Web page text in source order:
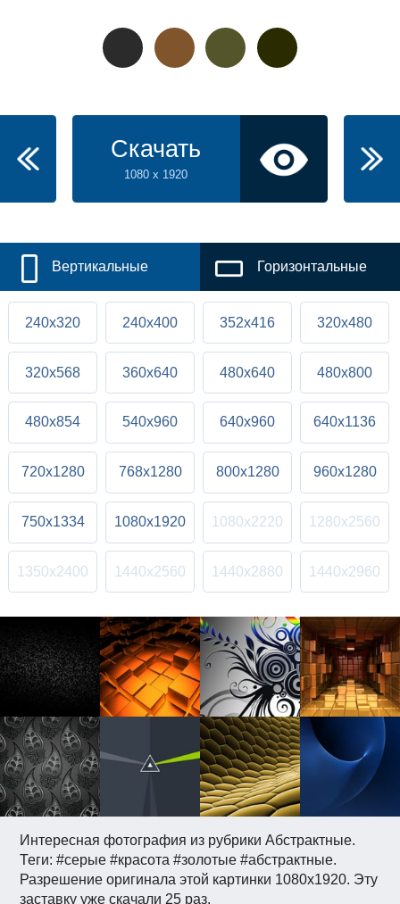
Интересная фотография из рубрики Абстрактные.
Теги: #серые #красота #золотые #абстрактные.
Разрешение оригинала этой картинки 1080x1920. Эту
заставку уже скачали 25 раз.
Скачать
1080 x 1920
Вертикальные Горизонтальные
240x320 240x400 352x416 320x480
320x568 360x640 480x640 480x800
480x854 540x960 640x960 640x1136
720x1280 768x1280 800x1280 960x1280
750x1334 1080x1920 1080x2220 1280x2560
1350x2400 1440x2560 1440x2880 1440x2960